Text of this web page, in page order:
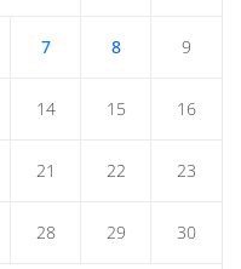
7 8 9
14 15 16
21 22 23
28 29 30